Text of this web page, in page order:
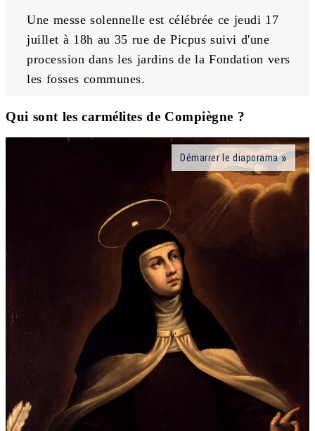
Une messe solennelle est célébrée ce jeudi 17
juillet à 18h au 35 rue de Picpus suivi d'une
procession dans les jardins de la Fondation vers
les fosses communes.
Qui sont les carmélites de Compiègne ?
Démarrer le diaporama